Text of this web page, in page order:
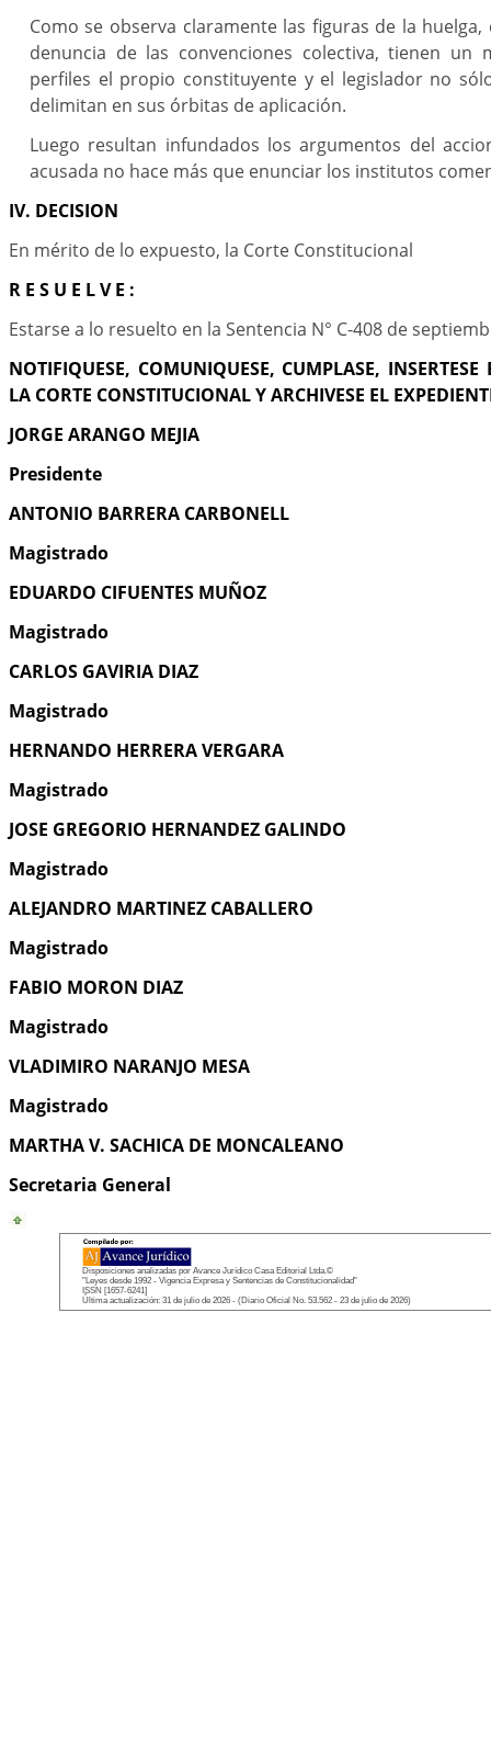
Como se observa claramente las figuras de la
denuncia de las convenciones colectiva, tienen un
perfiles el propio constituyente y el legislador no
delimitan en sus órbitas de aplicación.
Luego resultan infundados los argumentos del
acusada no hace más que enunciar los institutos
IV. DECISION
En mérito de lo expuesto, la Corte Constitucional
R E S U E L V E :
Estarse a lo resuelto en la Sentencia N° C-408 de
NOTIFIQUESE, COMUNIQUESE, CUMPLASE,
LA CORTE CONSTITUCIONAL Y ARCHIVESE EL
JORGE ARANGO MEJIA
Presidente
ANTONIO BARRERA CARBONELL
Magistrado
EDUARDO CIFUENTES MUÑOZ
Magistrado
CARLOS GAVIRIA DIAZ
Magistrado
HERNANDO HERRERA VERGARA
Magistrado
JOSE GREGORIO HERNANDEZ GALINDO
Magistrado
ALEJANDRO MARTINEZ CABALLERO
Magistrado
FABIO MORON DIAZ
Magistrado
VLADIMIRO NARANJO MESA
Magistrado
MARTHA V. SACHICA DE MONCALEANO
Secretaria General
Disposiciones analizadas por Avance Jurídico Casa Editorial Ltda.©
"Leyes desde 1992 - Vigencia Expresa y Sentencias de Constitucionalidad"
ISSN [1657-6241]
Última actualización: 31 de julio de 2026 - (Diario Oficial No. 53.562 - 23 de julio de 2026)